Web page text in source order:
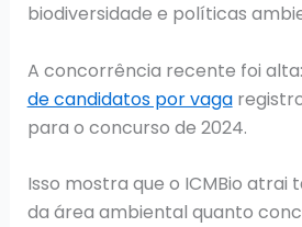
biodiversidade e políticas
A concorrência recente foi
de candidatos por vaga
para o concurso de 2024.
Isso mostra que o ICMBio atrai
da área ambiental quanto